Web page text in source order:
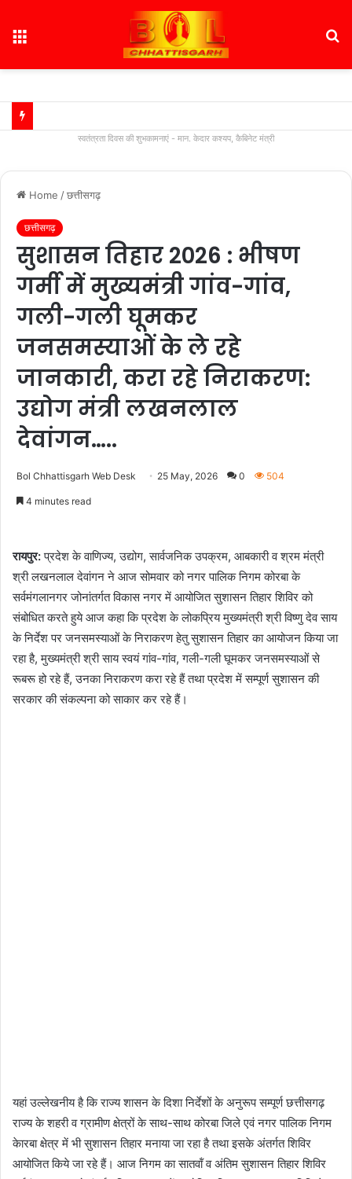
स्वतंत्रता दिवस की शुभकामनाएं - मान. केदार कश्यप, कैबिनेट मंत्री
Home /छत्तीसगढ़
छत्तीसगढ़
सुशासन तिहार 2026 : भीषण
गर्मी में मुख्यमंत्री गांव-गांव,
गली-गली घूमकर
जनसमस्याओं के ले रहे
जानकारी, करा रहे निराकरण:
उद्योग मंत्री लखनलाल
देवांगन…..
Bol Chhattisgarh Web Desk 25 May, 2026 0 504
4 minutes read
रायपुर:प्रदेश के वाणिज्य, उद्योग, सार्वजनिक उपक्रम, आबकारी व श्रम मंत्री
श्री लखनलाल देवांगन ने आज सोमवार को नगर पालिक निगम कोरबा के
सर्वमंगलानगर जोनांतर्गत विकास नगर में आयोजित सुशासन तिहार शिविर को
संबोधित करते हुये आज कहा कि प्रदेश के लोकप्रिय मुख्यमंत्री श्री विष्णु देव साय
के निर्देश पर जनसमस्याओं के निराकरण हेतु सुशासन तिहार का आयोजन किया जा
रहा है, मुख्यमंत्री श्री साय स्वयं गांव-गांव, गली-गली घूमकर जनसमस्याओं से
रूबरू हो रहे हैं, उनका निराकरण करा रहे हैं तथा प्रदेश में सम्पूर्ण सुशासन की
सरकार की संकल्पना को साकार कर रहे हैं।
यहां उल्लेखनीय है कि राज्य शासन के दिशा निर्देशों के अनुरूप सम्पूर्ण छत्तीसगढ़
राज्य के शहरी व ग्रामीण क्षेत्रों के साथ-साथ कोरबा जिले एवं नगर पालिक निगम
केारबा क्षेत्र में भी सुशासन तिहार मनाया जा रहा है तथा इसके अंतर्गत शिविर
आयोजित किये जा रहे हैं। आज निगम का सातवॉं व अंतिम सुशासन तिहार शिविर